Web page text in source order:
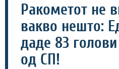
Ракометот не
вакво нешто:
даде 83
од СП!